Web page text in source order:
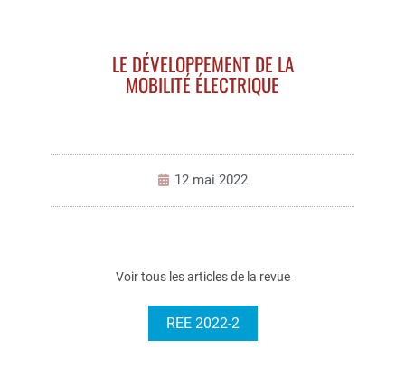
LE DÉVELOPPEMENT DE LA
MOBILITÉ ÉLECTRIQUE
12 mai 2022
Voir tous les articles de la revue
REE 2022-2